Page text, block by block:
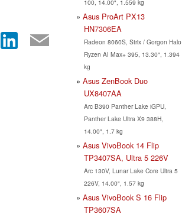
100, 14.00", 1.559 kg
Asus ProArt PX13
HN7306EA
Radeon 8060S, Strix / Gorgon Halo
Ryzen AI Max+ 395, 13.30", 1.394
kg
Asus ZenBook Duo
UX8407AA
Arc B390 Panther Lake iGPU,
Panther Lake Ultra X9 388H,
14.00", 1.7 kg
Asus VivoBook 14 Flip
TP3407SA, Ultra 5 226V
Arc 130V, Lunar Lake Core Ultra 5
226V, 14.00", 1.57 kg
Asus VivoBook S 16 Flip
TP3607SA